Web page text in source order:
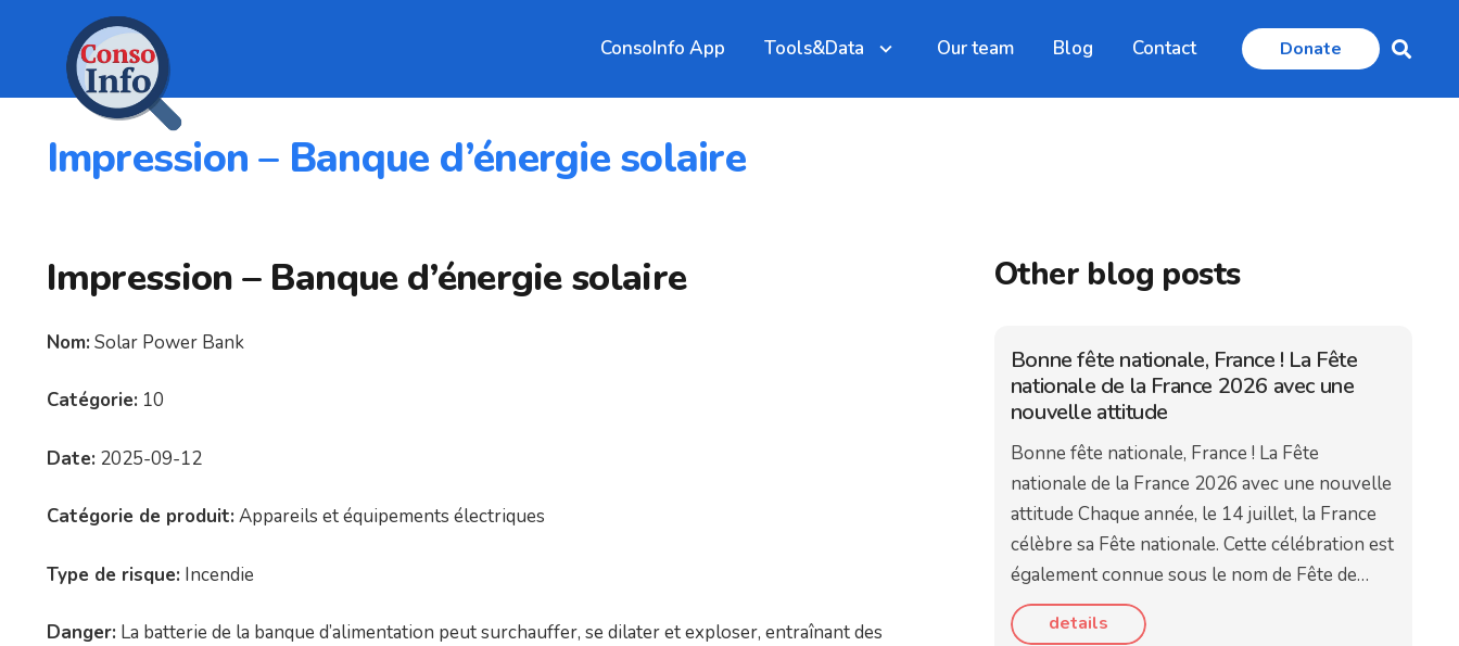
ConsoInfo App Tools&Data Our team Blog Contact Donate
Impression – Banque d’énergie solaire
Impression – Banque d’énergie solaire
Nom: Solar Power Bank
Catégorie: 10
Date: 2025-09-12
Catégorie de produit: Appareils et équipements électriques
Type de risque: Incendie
Danger: La batterie de la banque d’alimentation peut surchauffer, se dilater et exploser, entraînant des
Other blog posts
Bonne fête nationale, France ! La Fête
nationale de la France 2026 avec une
nouvelle attitude
Bonne fête nationale, France ! La Fête
nationale de la France 2026 avec une nouvelle
attitude Chaque année, le 14 juillet, la France
célèbre sa Fête nationale. Cette célébration est
également connue sous le nom de Fête de…
details